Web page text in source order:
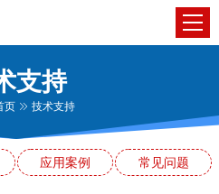
支持
页 技术支持
应用案例 常见问题